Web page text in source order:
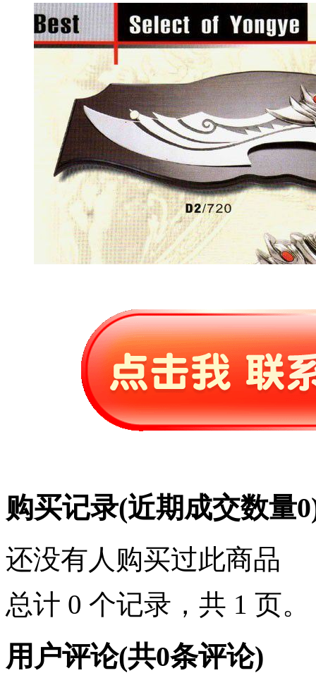
购买记录(近期成交数量0
还没有人购买过此商品
总计 0 个记录，共 1 页。
用户评论(共0条评论)